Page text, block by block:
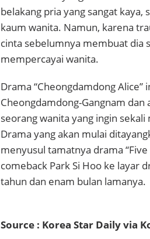
belakang pria yang sangat
kaum wanita. Namun, karena
cinta sebelumnya membuat dia
mempercayai wanita.
Drama “Cheongdamdong
Cheongdamdong-Gangnam
seorang wanita yang ingin
Drama yang akan mulai
menyusul tamatnya drama
comeback Park Si Hoo ke layar
tahun dan enam bulan lamanya.
Source : Korea Star Daily via